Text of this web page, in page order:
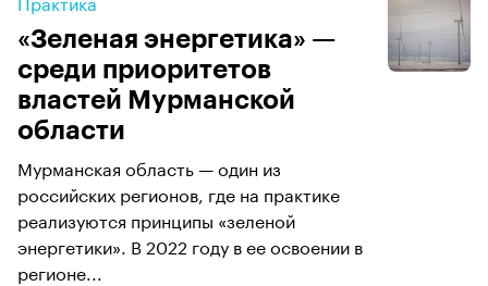
«Зеленая энергетика» —
среди приоритетов
властей Мурманской
области
Мурманская область — один из
российских регионов, где на практике
реализуются принципы «зеленой
энергетики». В 2022 году в ее освоении в
регионе...